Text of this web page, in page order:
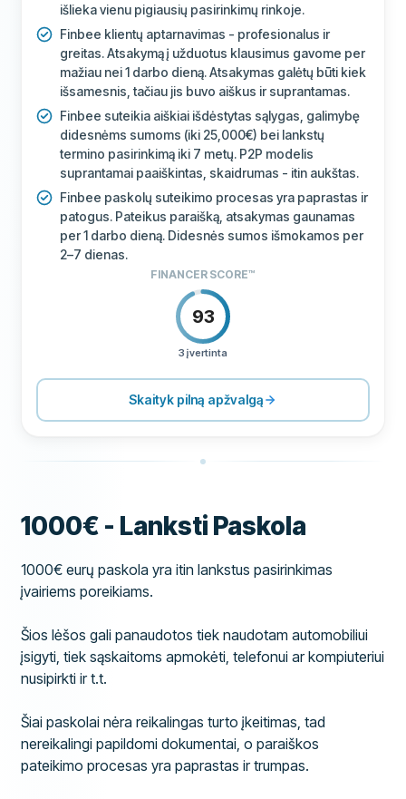
išlieka vienu pigiausių pasirinkimų rinkoje.
Finbee klientų aptarnavimas - profesionalus ir
greitas. Atsakymą į užduotus klausimus gavome per
mažiau nei 1 darbo dieną. Atsakymas galėtų būti kiek
išsamesnis, tačiau jis buvo aiškus ir suprantamas.
Finbee suteikia aiškiai išdėstytas sąlygas, galimybę
didesnėms sumoms (iki 25,000€) bei lankstų
termino pasirinkimą iki 7 metų. P2P modelis
suprantamai paaiškintas, skaidrumas - itin aukštas.
Finbee paskolų suteikimo procesas yra paprastas ir
patogus. Pateikus paraišką, atsakymas gaunamas
per 1 darbo dieną. Didesnės sumos išmokamos per
2–7 dienas.
FINANCER SCORE™
93
3 įvertinta
SĄLYGOS 80
Skaityk pilną apžvalgą
1000€ - Lanksti Paskola
1000€ eurų paskola yra itin lankstus pasirinkimas
įvairiems poreikiams.
Šios lėšos gali panaudotos tiek naudotam automobiliui
įsigyti, tiek sąskaitoms apmokėti, telefonui ar kompiuteriui
nusipirkti ir t.t.
Šiai paskolai nėra reikalingas turto įkeitimas, tad
nereikalingi papildomi dokumentai, o paraiškos
pateikimo procesas yra paprastas ir trumpas.